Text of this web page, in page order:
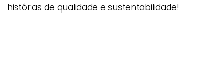
histórias de qualidade e sustentabilidade!